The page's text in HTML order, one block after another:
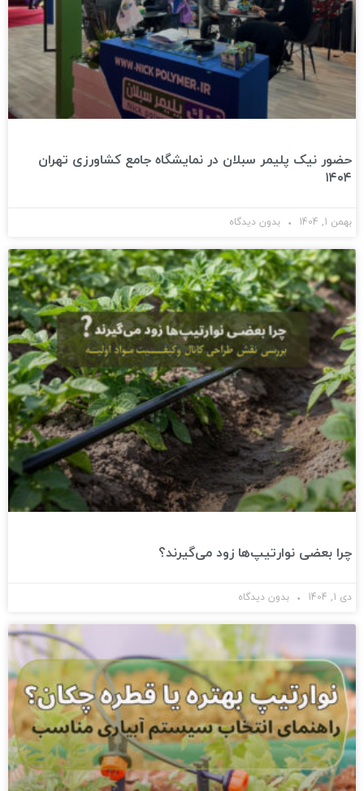
حضور نیک پلیمر سبلان در نمایشگاه جامع کشاورزی تهران
۱۴۰۴
بهمن 1, 1404 بدون دیدگاه
چرا بعضی نوارتیپ‌ها زود می‌گیرند؟
دی 1, 1404 بدون دیدگاه